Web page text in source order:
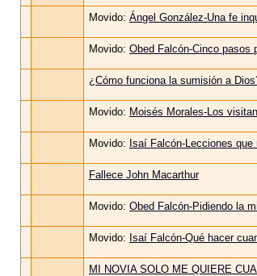
Movido: Ángel González-Una fe
Movido: Obed Falcón-Cinco pasos
¿Cómo funciona la sumisión a
Movido: Moisés Morales-Los
Movido: Isaí Falcón-Lecciones
Fallece John Macarthur
Movido: Obed Falcón-Pidiendo la
Movido: Isaí Falcón-Qué hacer
MI NOVIA SOLO ME QUIERE